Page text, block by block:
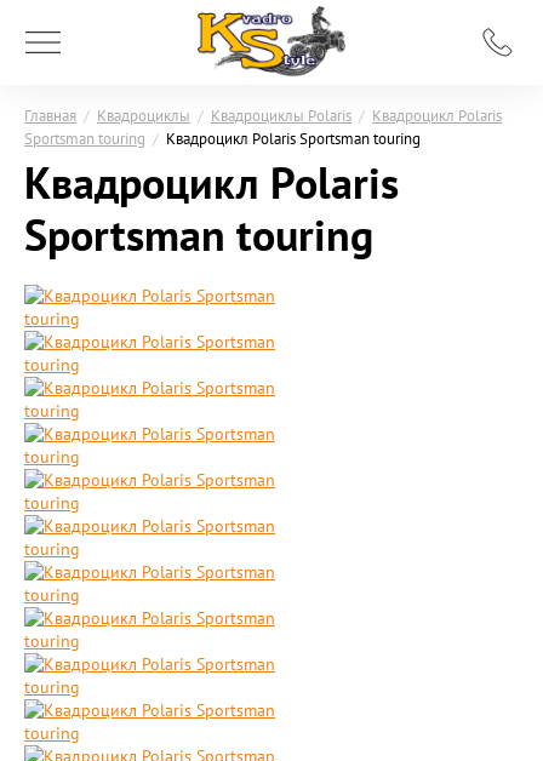
Главная / Квадроциклы / Квадроциклы Polaris / Квадроцикл Polaris
Sportsman touring / Квадроцикл Polaris Sportsman touring
Квадроцикл Polaris
Sportsman touring